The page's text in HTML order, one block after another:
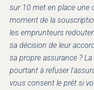
sur 10 met en place une
moment de la
les emprunteurs
sa décision de leur
sa propre assurance ?
pourtant à refuser
vous consent le prêt si